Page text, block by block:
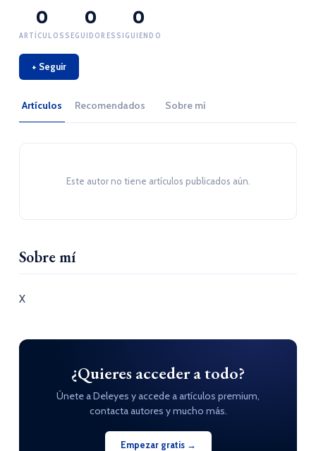
0
ARTÍCULOS
0
SEGUIDORES
0
SIGUIENDO
+ Seguir
Artículos Recomendados Sobre mí
Este autor no tiene artículos publicados aún.
Sobre mí
X
¿Quieres acceder a todo?
Únete a Deleyes y accede a artículos premium,
contacta autores y mucho más.
Empezar gratis →